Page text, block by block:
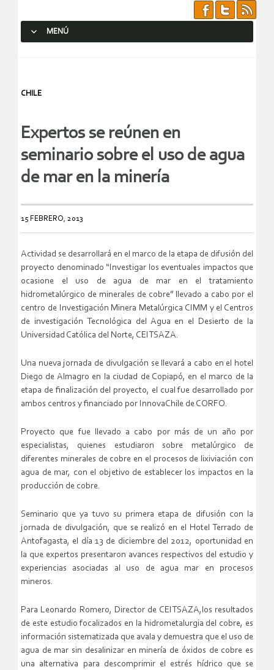
MENÚ
CHILE
Expertos se reúnen en
seminario sobre el uso de agua
de mar en la minería
15 FEBRERO, 2013
Actividad se desarrollará en el marco de la etapa de difusión del
proyecto denominado “Investigar los eventuales impactos que
ocasione el uso de agua de mar en el tratamiento
hidrometalúrgico de minerales de cobre” llevado a cabo por el
centro de Investigación Minera Metalúrgica CIMM y el Centros
de investigación Tecnológica del Agua en el Desierto de la
Universidad Católica del Norte, CEITSAZA.
Una nueva jornada de divulgación se llevará a cabo en el hotel
Diego de Almagro en la ciudad de Copiapó, en el marco de la
etapa de finalización del proyecto, el cual fue desarrollado por
ambos centros y financiado por InnovaChile de CORFO.
Proyecto que fue llevado a cabo por más de un año por
especialistas, quienes estudiaron sobre metalúrgico de
diferentes minerales de cobre en el procesos de lixiviación con
agua de mar, con el objetivo de establecer los impactos en la
producción de cobre.
Seminario que ya tuvo su primera etapa de difusión con la
jornada de divulgación, que se realizó en el Hotel Terrado de
Antofagasta, el día 13 de diciembre del 2012, oportunidad en
la que expertos presentaron avances respectivos del estudio y
experiencias asociadas al uso de agua mar en procesos
mineros.
Para Leonardo Romero, Director de CEITSAZA,los resultados
de este estudio focalizados en la hidrometalurgia del cobre, es
información sistematizada que avala y demuestra que el uso de
agua de mar sin desalinizar en minería de óxidos de cobre es
una alternativa para descomprimir el estrés hídrico que se